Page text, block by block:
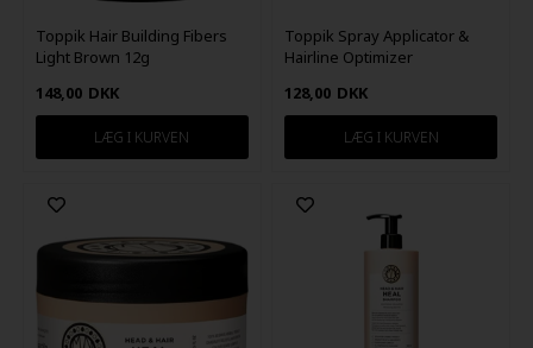
Toppik Hair Building Fibers
Light Brown 12g
148,00 DKK
Toppik Spray Applicator &
Hairline Optimizer
128,00 DKK